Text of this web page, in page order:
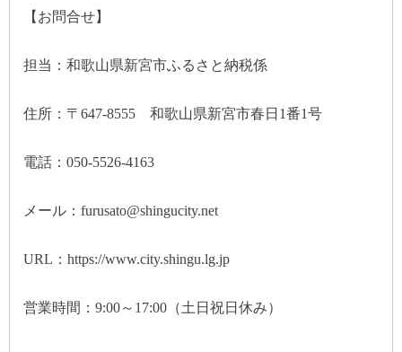
【お問合せ】
担当：和歌山県新宮市ふるさと納税係
住所：〒647-8555 和歌山県新宮市春日1番1号
電話：050-5526-4163
メール：furusato@shingucity.net
URL：https://www.city.shingu.lg.jp
営業時間：9:00～17:00（土日祝日休み）